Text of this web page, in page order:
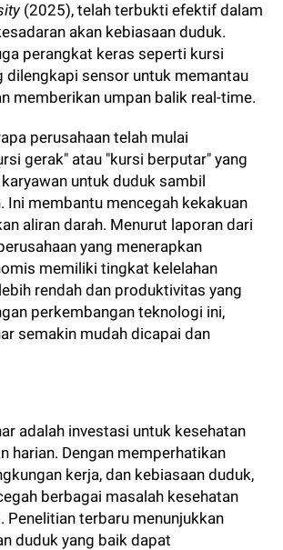
(2025), telah terbukti efektif dalam
akan kebiasaan duduk.
perangkat keras seperti kursi
dilengkapi sensor untuk memantau
memberikan umpan balik real-time.
perusahaan telah mulai
gerak" atau "kursi berputar" yang
untuk duduk sambil
Ini membantu mencegah kekakuan
aliran darah. Menurut laporan dari
yang menerapkan
memiliki tingkat kelelahan
rendah dan produktivitas yang
perkembangan teknologi ini,
semakin mudah dicapai dan
adalah investasi untuk kesehatan
harian. Dengan memperhatikan
kerja, dan kebiasaan duduk,
berbagai masalah kesehatan
Penelitian terbaru menunjukkan
duduk yang baik dapat